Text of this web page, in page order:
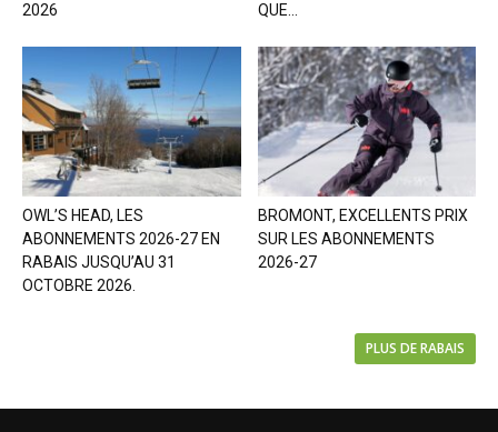
2026
QUE...
OWL’S HEAD, LES
ABONNEMENTS 2026-27 EN
RABAIS JUSQU’AU 31
OCTOBRE 2026.
BROMONT, EXCELLENTS PRIX
SUR LES ABONNEMENTS
2026-27
PLUS DE RABAIS